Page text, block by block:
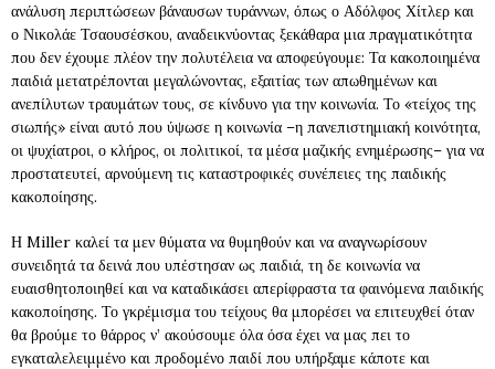
ανάλυση περιπτώσεων βάναυσων τυράννων, όπως ο Αδόλφος Χίτλερ και
ο Νικολάε Τσαουσέσκου, αναδεικνύοντας ξεκάθαρα μια πραγματικότητα
που δεν έχουμε πλέον την πολυτέλεια να αποφεύγουμε: Τα κακοποιημένα
παιδιά μετατρέπονται μεγαλώνοντας, εξαιτίας των απωθημένων και
ανεπίλυτων τραυμάτων τους, σε κίνδυνο για την κοινωνία. Το «τείχος της
σιωπής» είναι αυτό που ύψωσε η κοινωνία –η πανεπιστημιακή κοινότητα,
οι ψυχίατροι, ο κλήρος, οι πολιτικοί, τα μέσα μαζικής ενημέρωσης– για να
προστατευτεί, αρνούμενη τις καταστροφικές συνέπειες της παιδικής
κακοποίησης.
Η Miller καλεί τα μεν θύματα να θυμηθούν και να αναγνωρίσουν
συνειδητά τα δεινά που υπέστησαν ως παιδιά, τη δε κοινωνία να
ευαισθητοποιηθεί και να καταδικάσει απερίφραστα τα φαινόμενα παιδικής
κακοποίησης. Το γκρέμισμα του τείχους θα μπορέσει να επιτευχθεί όταν
θα βρούμε το θάρρος ν’ ακούσουμε όλα όσα έχει να μας πει το
εγκαταλελειμμένο και προδομένο παιδί που υπήρξαμε κάποτε και